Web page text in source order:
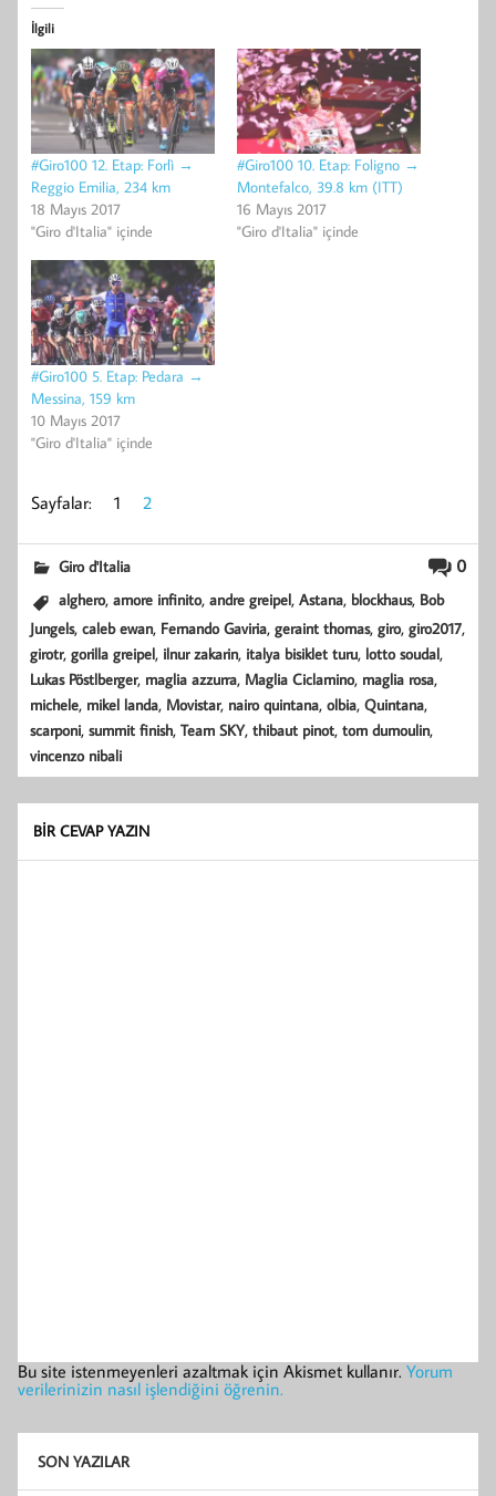
İlgili
#Giro100 12. Etap: Forlì →
Reggio Emilia, 234 km
18 Mayıs 2017
"Giro d'Italia" içinde
#Giro100 10. Etap: Foligno →
Montefalco, 39.8 km (ITT)
16 Mayıs 2017
"Giro d'Italia" içinde
#Giro100 5. Etap: Pedara →
Messina, 159 km
10 Mayıs 2017
"Giro d'Italia" içinde
Sayfalar:1 2
0
Giro d'Italia
alghero,amore infinito,andre greipel,Astana, blockhaus, Bob
Jungels,caleb ewan, Fernando Gaviria,geraint thomas,giro,giro2017,
girotr,gorilla greipel, ilnur zakarin, italya bisiklet turu, lotto soudal,
Lukas Pöstlberger, maglia azzurra, Maglia Ciclamino, maglia rosa,
michele, mikel landa, Movistar, nairo quintana,olbia,Quintana,
scarponi,summit finish,Team SKY,thibaut pinot,tom dumoulin,
vincenzo nibali
BIR CEVAP YAZIN
Bu site istenmeyenleri azaltmak için Akismet kullanır. Yorum
verilerinizin nasıl işlendiğini öğrenin.
SON YAZILAR